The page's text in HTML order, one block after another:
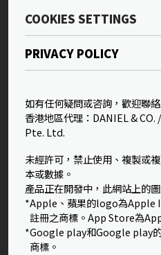
COOKIES SETTINGS
PRIVACY POLICY
如有任何疑問或咨詢，歡迎聯
香港地區代理：DANIEL & CO.
Pte. Ltd.
未經許可，禁止使用、複製或
本或數據。
產品正在開發中，此網站上的
*Apple、蘋果的logo為Apple
註冊之商標。App Store為
*Google play和Google play
商標。